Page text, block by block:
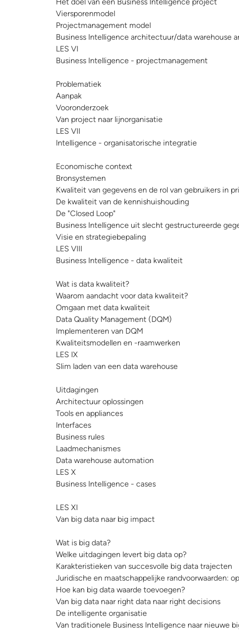
Het doel van een Business Intelligence project
Viersporenmodel
Projectmanagement model
Business Intelligence architectuur/data warehouse
LES VI
Business Intelligence - projectmanagement
Problematiek
Aanpak
Vooronderzoek
Van project naar lijnorganisatie
LES VII
Intelligence - organisatorische integratie
Economische context
Bronsystemen
Kwaliteit van gegevens en de rol van gebruikers in
De kwaliteit van de kennishuishouding
De "Closed Loop"
Business Intelligence uit slecht gestructureerde
Visie en strategiebepaling
LES VIII
Business Intelligence - data kwaliteit
Wat is data kwaliteit?
Waarom aandacht voor data kwaliteit?
Omgaan met data kwaliteit
Data Quality Management (DQM)
Implementeren van DQM
Kwaliteitsmodellen en -raamwerken
LES IX
Slim laden van een data warehouse
Uitdagingen
Architectuur oplossingen
Tools en appliances
Interfaces
Business rules
Laadmechanismes
Data warehouse automation
LES X
Business Intelligence - cases
LES XI
Van big data naar big impact
Wat is big data?
Welke uitdagingen levert big data op?
Karakteristieken van succesvolle big data trajecten
Juridische en maatschappelijke randvoorwaarden:
Hoe kan big data waarde toevoegen?
Van big data naar right data naar right decisions
De intelligente organisatie
Van traditionele Business Intelligence naar nieuwe